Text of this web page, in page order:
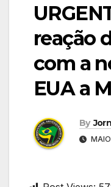
reação
com a
EUA a
By